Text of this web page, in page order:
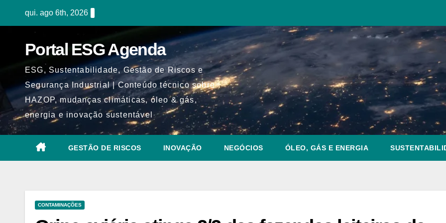
qui. ago 6th, 2026
Portal ESG Agenda
ESG, Sustentabilidade, Gestão de Riscos e
Segurança Industrial | Conteúdo técnico sobre
HAZOP, mudanças climáticas, óleo & gás,
energia e inovação sustentável
GESTÃO DE RISCOS INOVAÇÃO NEGÓCIOS ÓLEO, GÁS E ENERGIA
CONTAMINAÇÕES